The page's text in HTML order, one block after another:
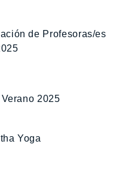
de Profesoras/es
2025
Yoga